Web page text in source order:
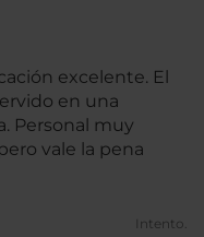
excelente. El
en una
Personal muy
vale la pena
Intento.